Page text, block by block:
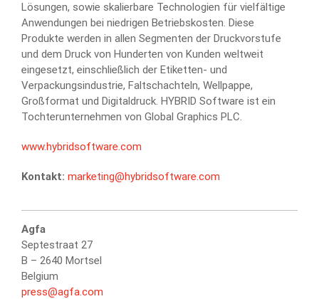
Lösungen, sowie skalierbare Technologien für vielfältige
Anwendungen bei niedrigen Betriebskosten. Diese
Produkte werden in allen Segmenten der Druckvorstufe
und dem Druck von Hunderten von Kunden weltweit
eingesetzt, einschließlich der Etiketten- und
Verpackungsindustrie, Faltschachteln, Wellpappe,
Großformat und Digitaldruck. HYBRID Software ist ein
Tochterunternehmen von Global Graphics PLC.
www.hybridsoftware.com
Kontakt: marketing@hybridsoftware.com
Agfa
Septestraat 27
B – 2640 Mortsel
Belgium
press@agfa.com